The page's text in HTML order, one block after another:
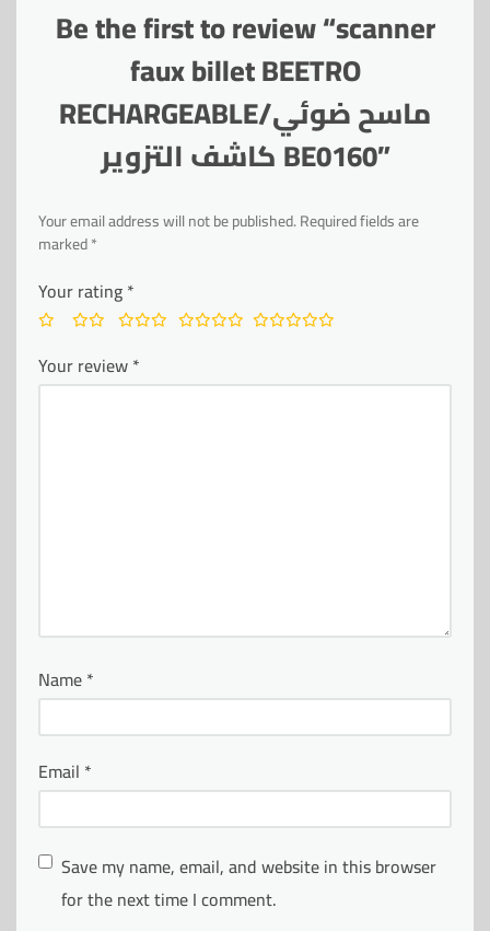
Be the first to review “scanner
faux billet BEETRO
RECHARGEABLE/ماسح ضوئي
كاشف التزوير BE0160”
Your email address will not be published.Required fields are
marked*
Your rating*
Your review*
Name*
Email *
Save my name, email, and website in this browser
for the next time I comment.